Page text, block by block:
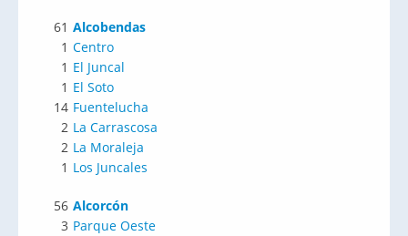
61 Alcobendas
1 Centro
1 El Juncal
1 El Soto
14 Fuentelucha
2 La Carrascosa
2 La Moraleja
1 Los Juncales
56 Alcorcón
3 Parque Oeste